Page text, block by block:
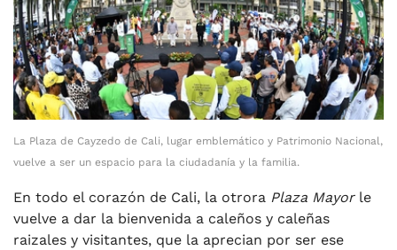
La Plaza de Cayzedo de Cali, lugar emblemático y Patrimonio Nacional,
vuelve a ser un espacio para la ciudadanía y la familia.
En todo el corazón de Cali, la otrora Plaza Mayorle
vuelve a dar la bienvenida a caleños y caleñas
raizales y visitantes, que la aprecian por ser ese